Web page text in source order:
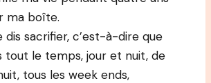
ma boîte.
dis sacrifier, c’est-à-dire que
tout le temps, jour et nuit, de
tous les week ends,